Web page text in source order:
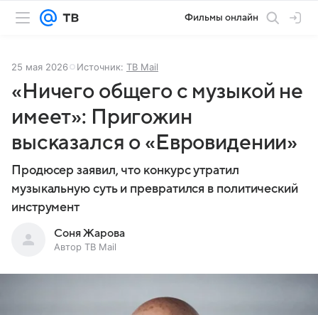
Фильмы онлайн
25 мая 2026 Источник: ТВ Mail
«Ничего общего с музыкой не
имеет»: Пригожин
высказался о «Евровидении»
Продюсер заявил, что конкурс утратил
музыкальную суть и превратился в политический
инструмент
Соня Жарова
Автор ТВ Mail